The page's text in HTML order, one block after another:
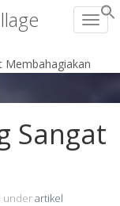
Membahagiakan
Sangat
underartikel